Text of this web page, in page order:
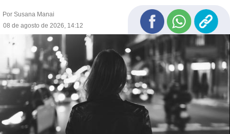
Por Susana Manai
08 de agosto de 2026, 14:12